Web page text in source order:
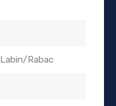
Labin/Rabac